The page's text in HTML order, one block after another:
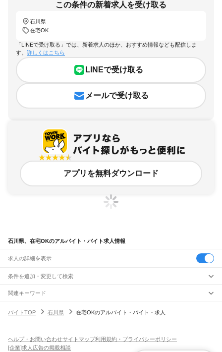
この条件の新着求人を受け取る
石川県
在宅OK
「LINEで受け取る」では、新着求人のほか、おすすめ情報なども配信しま
す。 詳しくはこちら
LINEで受け取る
メールで受け取る
アプリを無料ダウンロード
石川県、在宅OKのアルバイト・バイト求人情報
求人の詳細を表示
条件を追加・変更して検索
市区町村を追加・変更
石川県すべて
駅を追加・変更
大聖寺駅加賀温泉駅 動橋駅 粟津駅小松駅明峰駅能美根上駅 小舞子駅
加賀笠間駅
松任駅 野々市駅
飲食・フードサービス
飲食・フードサービス
特徴を追加・変更
関連キーワード
石川県 在宅 石川県 在宅 ai
バイトTOP 石川県 在宅OKのアルバイト・バイト・求人
ヘルプ・お問い合わせサイトマップ利用規約・プライバシーポリシー
[企業]求人広告の掲載相談